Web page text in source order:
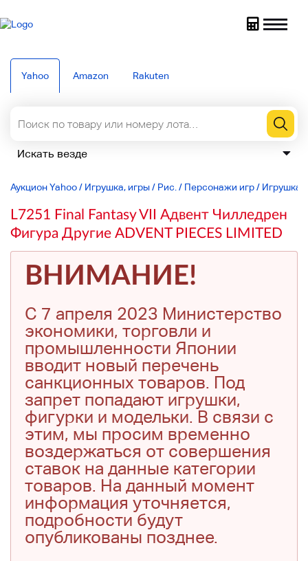
Yahoo Amazon Rakuten
Аукцион Yahoo/ Игрушка, игры/ Рис. / Персонажи игр/ Игрушка,
L7251 Final Fantasy VII Адвент Чилледрен
Фигура Другие ADVENT PIECES LIMITED
ВНИМАНИЕ!
С 7 апреля 2023 Министерство
экономики, торговли и
промышленности Японии
вводит новый перечень
санкционных товаров. Под
запрет попадают игрушки,
фигурки и модельки. В связи с
этим, мы просим временно
воздержаться от совершения
ставок на данные категории
товаров. На данный момент
информация уточняется,
подробности будут
опубликованы позднее.